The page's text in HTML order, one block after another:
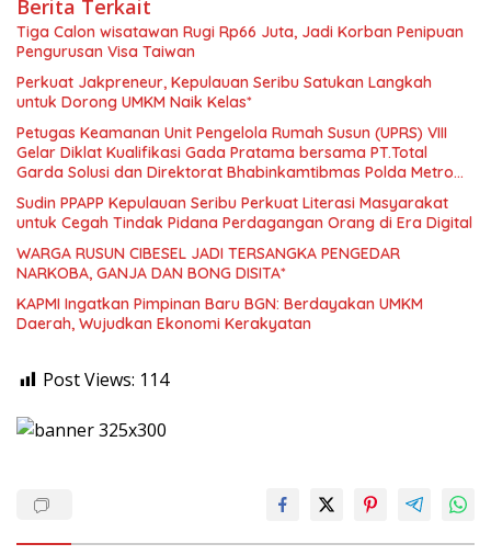
Berita Terkait
Tiga Calon wisatawan Rugi Rp66 Juta, Jadi Korban Penipuan
Pengurusan Visa Taiwan
Perkuat Jakpreneur, Kepulauan Seribu Satukan Langkah
untuk Dorong UMKM Naik Kelas*
Petugas Keamanan Unit Pengelola Rumah Susun (UPRS) VIII
Gelar Diklat Kualifikasi Gada Pratama bersama PT.Total
Garda Solusi dan Direktorat Bhabinkamtibmas Polda Metro
Jaya*
Sudin PPAPP Kepulauan Seribu Perkuat Literasi Masyarakat
untuk Cegah Tindak Pidana Perdagangan Orang di Era Digital
WARGA RUSUN CIBESEL JADI TERSANGKA PENGEDAR
NARKOBA, GANJA DAN BONG DISITA*
KAPMI Ingatkan Pimpinan Baru BGN: Berdayakan UMKM
Daerah, Wujudkan Ekonomi Kerakyatan
Post Views: 114